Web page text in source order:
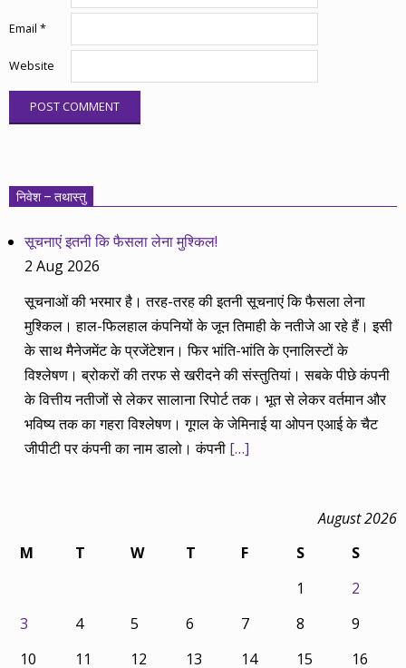
Email *
Website
निवेश – तथास्तु
सूचनाएं इतनी कि फैसला लेना मुश्किल!
2 Aug 2026
सूचनाओं की भरमार है। तरह-तरह की इतनी सूचनाएं कि फैसला लेना
मुश्किल। हाल-फिलहाल कंपनियों के जून तिमाही के नतीजे आ रहे हैं। इसी
के साथ मैनेजमेंट के प्रजेंटेशन। फिर भांति-भांति के एनालिस्टों के
विश्लेषण। ब्रोकरों की तरफ से खरीदने की संस्तुतियां। सबके पीछे कंपनी
के वित्तीय नतीजों से लेकर सालाना रिपोर्ट तक। भूत से लेकर वर्तमान और
भविष्य तक का गहरा विश्लेषण। गूगल के जेमिनाई या ओपन एआई के चैट
जीपीटी पर कंपनी का नाम डालो। कंपनी […]
August 2026
M
T W T F S
S
1
2
3
4 5 6 7 8
9
10
11 12 13 14 15 16